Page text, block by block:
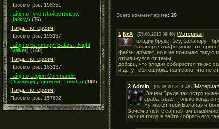
Просмотров: 198351
Гайд по Гуле (Лайфстилеру,
Найксу) (76)
[Гайды по героям]
Просмотров: 193137
Гайд по Баланару (Balanar, Night
Stalker) (150)
[Гайды по героям]
Просмотров: 163137
Гайд по Legion Commander
(Командиру легиона, Tresdin) (162)
[Гайды по героям]
Просмотров: 157892
Всего комментариев: 25
1 NeX (05.08.2013 09:46) [Материал]
владик бруде, бсу, баланару -
баланар с лайфстилом это
фейзы армлет, но я не понимаю такую
отодвинулся от темы.
добавь, что владик собирается также
и да, у тебя ошибка. написано, что не
2 Admin (05.08.2013 21:48) [Материал
Зачем Бруде так остро
срабатывает только когда
Ну может твой Баланар и
Зачем в лейте саппортам
лучше тогда в лейте собрать его